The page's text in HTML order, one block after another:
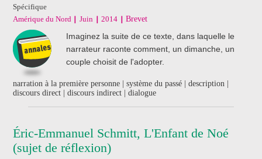
Spécifique
Amérique du Nord
Juin 2014 Brevet
Imaginez la suite de ce texte, dans laquelle le
narrateur raconte comment, un dimanche, un
couple choisit de l'adopter.
narration à la première personne | système du passé | description |
discours direct | discours indirect | dialogue
Éric-Emmanuel Schmitt, L'Enfant de Noé
(sujet de réflexion)